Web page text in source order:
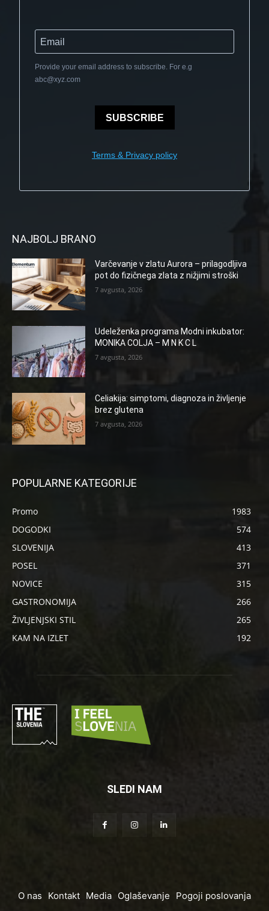
Provide your email address to subscribe. For e.g
abc@xyz.com
SUBSCRIBE
Terms & Privacy policy
NAJBOLJ BRANO
Varčevanje v zlatu Aurora – prilagodljiva
pot do fizičnega zlata z nižjimi stroški
7 avgusta, 2026
Udeleženka programa Modni inkubator:
MONIKA COLJA – M N K C L
7 avgusta, 2026
Celiakija: simptomi, diagnoza in življenje
brez glutena
7 avgusta, 2026
POPULARNE KATEGORIJE
Promo
1983
DOGODKI
574
SLOVENIJA
413
POSEL
371
NOVICE
315
GASTRONOMIJA
266
ŽIVLJENJSKI STIL
265
KAM NA IZLET
192
SLEDI NAM
O nas Kontakt Media Oglaševanje Pogoji poslovanja